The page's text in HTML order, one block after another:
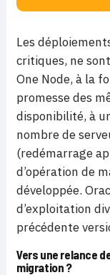
Les
critiques, ne
One Node, à la
promesse des
disponibilité, à
nombre de
(redémarrage
d’opération de
développée.
d’exploitation
précédente
Vers une relance
migration ?